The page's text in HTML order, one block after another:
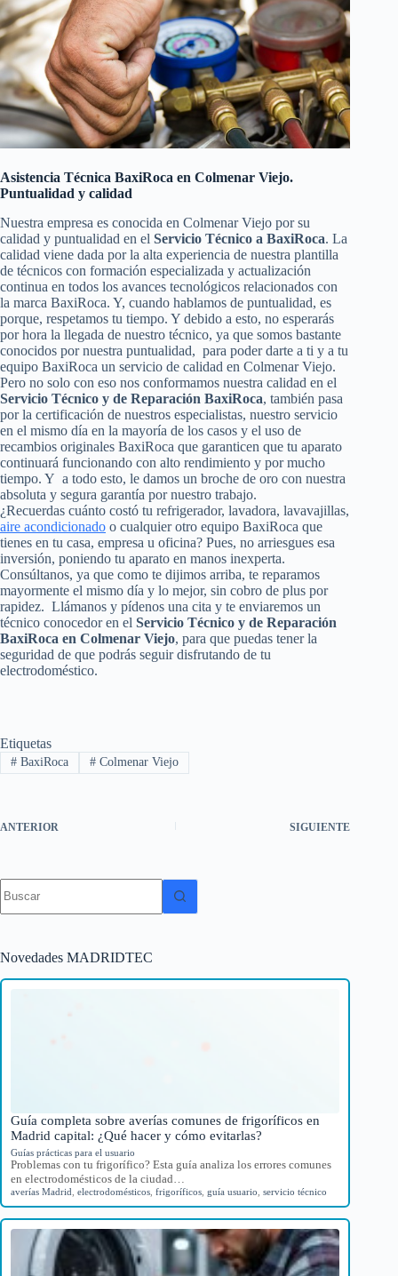
Asistencia Técnica BaxiRoca en Colmenar Viejo.
Puntualidad y calidad
Nuestra empresa es conocida en Colmenar Viejo por su
calidad y puntualidad en el Servicio Técnico a BaxiRoca. La
calidad viene dada por la alta experiencia de nuestra plantilla
de técnicos con formación especializada y actualización
continua en todos los avances tecnológicos relacionados con
la marca BaxiRoca. Y, cuando hablamos de puntualidad, es
porque, respetamos tu tiempo. Y debido a esto, no esperarás
por hora la llegada de nuestro técnico, ya que somos bastante
conocidos por nuestra puntualidad, para poder darte a ti y a tu
equipo BaxiRoca un servicio de calidad en Colmenar Viejo.
Pero no solo con eso nos conformamos nuestra calidad en el
Servicio Técnico y de Reparación BaxiRoca, también pasa
por la certificación de nuestros especialistas, nuestro servicio
en el mismo día en la mayoría de los casos y el uso de
recambios originales BaxiRoca que garanticen que tu aparato
continuará funcionando con alto rendimiento y por mucho
tiempo. Y a todo esto, le damos un broche de oro con nuestra
absoluta y segura garantía por nuestro trabajo.
¿Recuerdas cuánto costó tu refrigerador, lavadora, lavavajillas,
aire acondicionado o cualquier otro equipo BaxiRoca que
tienes en tu casa, empresa u oficina? Pues, no arriesgues esa
inversión, poniendo tu aparato en manos inexperta.
Consúltanos, ya que como te dijimos arriba, te reparamos
mayormente el mismo día y lo mejor, sin cobro de plus por
rapidez. Llámanos y pídenos una cita y te enviaremos un
técnico conocedor en el Servicio Técnico y de Reparación
BaxiRoca en Colmenar Viejo, para que puedas tener la
seguridad de que podrás seguir disfrutando de tu
electrodoméstico.
Etiquetas
#BaxiRoca #Colmenar Viejo
ANTERIOR SIGUIENTE
resultados
Novedades MADRIDTEC
Guía completa sobre averías comunes de frigoríficos en
Madrid capital: ¿Qué hacer y cómo evitarlas?
Guías prácticas para el usuario
Problemas con tu frigorífico? Esta guía analiza los errores comunes
en electrodomésticos de la ciudad…
averías Madrid electrodomésticos frigoríficos guía usuario servicio técnico